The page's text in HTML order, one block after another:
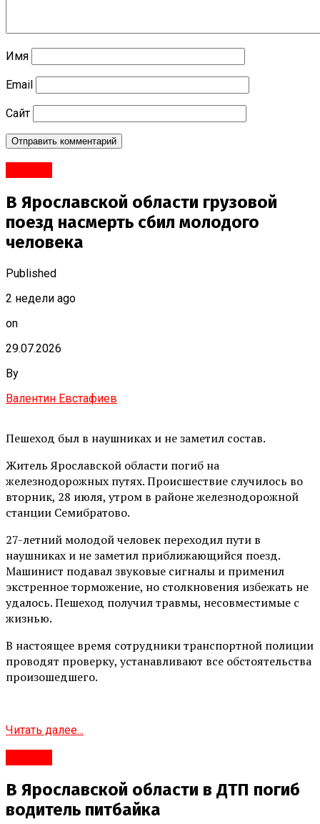
Имя
Email
Сайт
В Ярославской области грузовой
поезд насмерть сбил молодого
человека
Published
2 недели ago
on
29.07.2026
By
Валентин Евстафиев
Пешеход был в наушниках и не заметил состав.
Житель Ярославской области погиб на
железнодорожных путях. Происшествие случилось во
вторник, 28 июля, утром в районе железнодорожной
станции Семибратово.
27-летний молодой человек переходил пути в
наушниках и не заметил приближающийся поезд.
Машинист подавал звуковые сигналы и применил
экстренное торможение, но столкновения избежать не
удалось. Пешеход получил травмы, несовместимые с
жизнью.
В настоящее время сотрудники транспортной полиции
проводят проверку, устанавливают все обстоятельства
произошедшего.
Читать далее...
В Ярославской области в ДТП погиб
водитель питбайка